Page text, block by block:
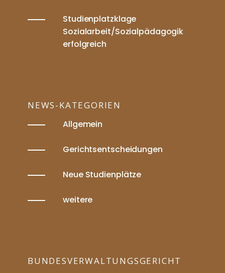
Studienplatzklage
Sozialarbeit/Sozialpädagogik
erfolgreich
NEWS-KATEGORIEN
Allgemein
Gerichtsentscheidungen
Neue Studienplätze
weitere
BUNDESVERWALTUNGSGERICHT